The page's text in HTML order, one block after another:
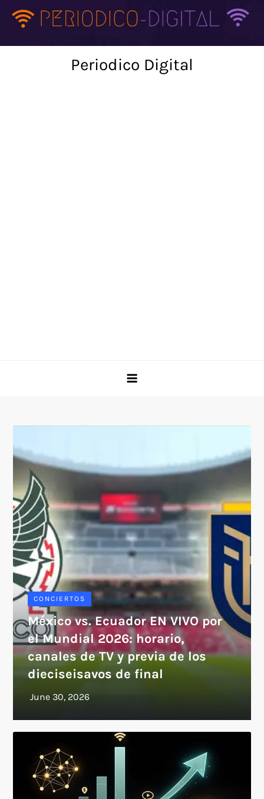
Skip
Periodico Digital
CONCIERTOS
México vs. Ecuador EN VIVO por
el Mundial 2026: horario,
canales de TV y previa de los
dieciseisavos de final